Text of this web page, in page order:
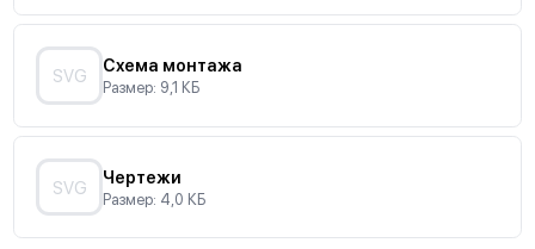
SVG
Схема монтажа
Размер: 9,1 КБ
SVG
Чертежи
Размер: 4,0 КБ